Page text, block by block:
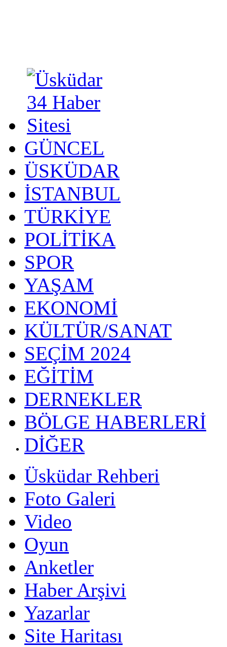
GÜNCEL
ÜSKÜDAR
İSTANBUL
TÜRKİYE
POLİTİKA
SPOR
YAŞAM
EKONOMİ
KÜLTÜR/SANAT
SEÇİM 2024
EĞİTİM
DERNEKLER
BÖLGE HABERLERİ
DİĞER
Üsküdar Rehberi
Foto Galeri
Video
Oyun
Anketler
Haber Arşivi
Yazarlar
Site Haritası